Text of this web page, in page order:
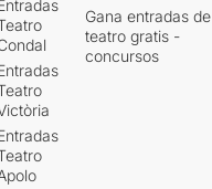
Gana entradas de
teatro gratis -
concursos